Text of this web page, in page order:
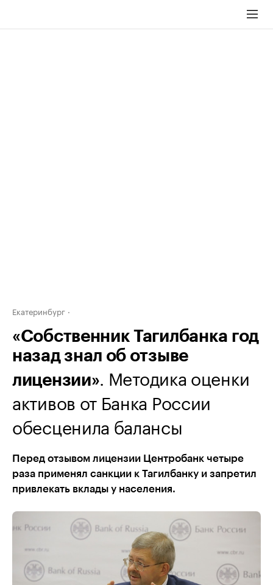
Екатеринбург
«Собственник Тагилбанка год
назад знал об отзыве
лицензии». Методика оценки
активов от Банка России
обесценила балансы
Перед отзывом лицензии Центробанк четыре
раза применял санкции к Тагилбанку и запретил
привлекать вклады у населения.